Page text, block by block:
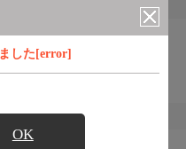
した[error]
OK